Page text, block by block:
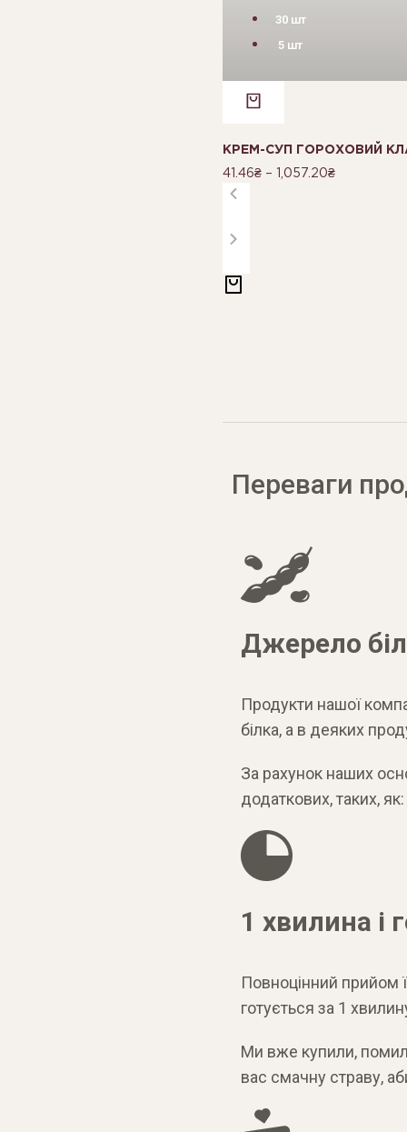
30 шт
5 шт
КРЕМ-СУП ГОРОХОВИЙ
41.46₴– 1,057.20₴
Переваги
Джерело
Продукти нашої
білка, а в деяких
За рахунок наших
додаткових, таких,
1 хвилина і
Повноцінний прийом
готується за 1
Ми вже купили,
вас смачну страву,